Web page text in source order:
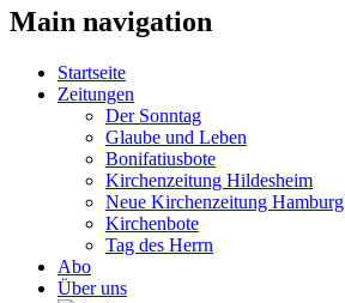
Main navigation
Startseite
Zeitungen
Der Sonntag
Glaube und Leben
Bonifatiusbote
Kirchenzeitung Hildesheim
Neue Kirchenzeitung Hamburg
Kirchenbote
Tag des Herrn
Abo
Über uns